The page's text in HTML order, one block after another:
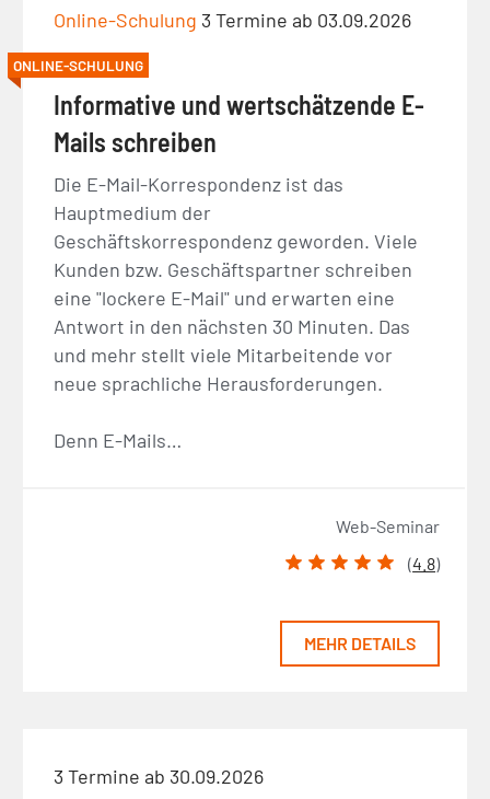
Online-Schulung 3 Termine ab 03.09.2026
ONLINE-SCHULUNG
Informative und wertschätzende E-
Mails schreiben
Die E-Mail-Korrespondenz ist das
Hauptmedium der
Geschäftskorrespondenz geworden. Viele
Kunden bzw. Geschäftspartner schreiben
eine "lockere E-Mail" und erwarten eine
Antwort in den nächsten 30 Minuten. Das
und mehr stellt viele Mitarbeitende vor
neue sprachliche Herausforderungen.
Denn E-Mails…
Web-Seminar
(4.8)
MEHR DETAILS
3 Termine ab 30.09.2026